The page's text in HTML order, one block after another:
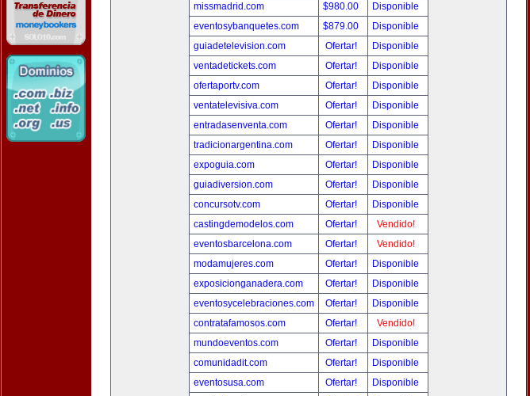
missmadrid.com
$980.00
Disponible
eventosybanquetes.com
$879.00
Disponible
guiadetelevision.com
Ofertar!
Disponible
ventadetickets.com
Ofertar!
Disponible
ofertaportv.com
Ofertar!
Disponible
ventatelevisiva.com
Ofertar!
Disponible
entradasenventa.com
Ofertar!
Disponible
tradicionargentina.com
Ofertar!
Disponible
expoguia.com
Ofertar!
Disponible
guiadiversion.com
Ofertar!
Disponible
concursotv.com
Ofertar!
Disponible
castingdemodelos.com
Ofertar!
Vendido!
eventosbarcelona.com
Ofertar!
Vendido!
modamujeres.com
Ofertar!
Disponible
exposicionganadera.com
Ofertar!
Disponible
eventosycelebraciones.com
Ofertar!
Disponible
contratafamosos.com
Ofertar!
Vendido!
mundoeventos.com
Ofertar!
Disponible
comunidadit.com
Ofertar!
Disponible
eventosusa.com
Ofertar!
Disponible